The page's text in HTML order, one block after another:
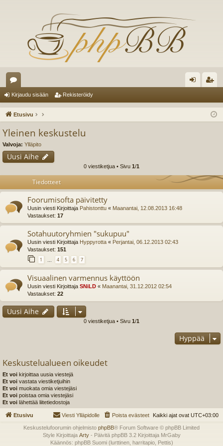
es
ku
ua
au ist
Kirjaudu sisään Rekisteröidy
Etusivu
Yleinen keskustelu
Valvoja: Ylläpito
Uusi Aihe
0 viestiketjua • Sivu 1/1
Tiedotteet
Foorumisofta päivitetty
Uusin viesti Kirjoittaja Pahistonttu « Maanantai, 12.08.2013 16:48
Vastaukset: 17
Sotahuutoryhmien "sukupuu"
Uusin viesti Kirjoittaja Hyppyrotta « Perjantai, 06.12.2013 02:43
Vastaukset: 151
1 4 5 6 7
Visuaalinen varmennus käyttöön
Uusin viesti Kirjoittaja SNiLD « Maanantai, 31.12.2012 02:54
Vastaukset: 22
Uusi Aihe
0 viestiketjua • Sivu 1/1
Hyppää
Keskustelualueen oikeudet
Et voi kirjoittaa uusia viestejä
Et voi vastata viestiketjuihin
Et voi muokata omia viestejäsi
Et voi poistaa omia viestejäsi
Et voi lähettää liitetiedostoja
Etusivu Kaikki ajat ovat UTC+03:00
Poista evästeet
Viesti Ylläpidolle
Keskustelufoorumin ohjelmisto phpBB® Forum Software © phpBB Limited
Style Kirjoittaja Arty- Päivitä phpBB 3.2 Kirjoittaja MrGaby
Käännös: phpBB Suomi (lurttinen, harritapio, Pettis)